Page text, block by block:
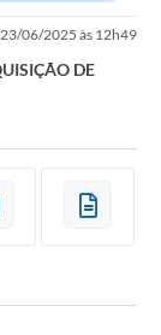
06/2025 às 12h49
DE